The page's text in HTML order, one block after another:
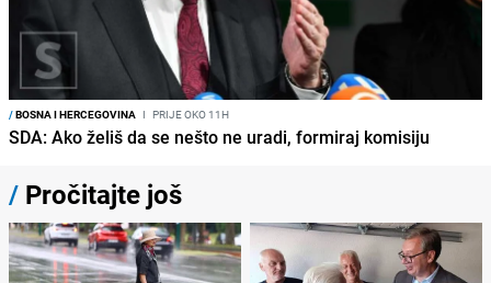
/BOSNA I HERCEGOVINA I PRIJE OKO 11H
SDA: Ako želiš da se nešto ne uradi, formiraj komisiju
/ Pročitajte još